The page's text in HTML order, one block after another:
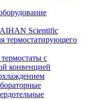
Scientific
термостатирующего
с
конвенцией